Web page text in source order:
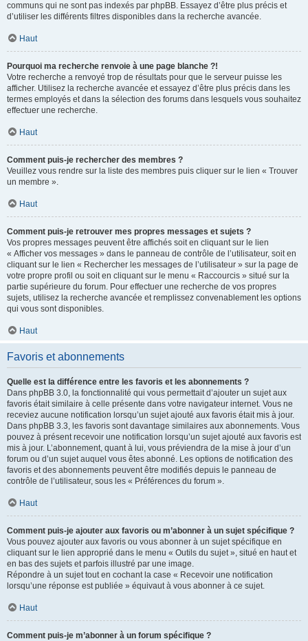
communs qui ne sont pas indexés par phpBB. Essayez d’être plus précis et
d’utiliser les différents filtres disponibles dans la recherche avancée.
Haut
Pourquoi ma recherche renvoie à une page blanche ?!
Votre recherche a renvoyé trop de résultats pour que le serveur puisse les
afficher. Utilisez la recherche avancée et essayez d’être plus précis dans les
termes employés et dans la sélection des forums dans lesquels vous souhaitez
effectuer une recherche.
Haut
Comment puis-je rechercher des membres ?
Veuillez vous rendre sur la liste des membres puis cliquer sur le lien « Trouver
un membre ».
Haut
Comment puis-je retrouver mes propres messages et sujets ?
Vos propres messages peuvent être affichés soit en cliquant sur le lien
« Afficher vos messages » dans le panneau de contrôle de l’utilisateur, soit en
cliquant sur le lien « Rechercher les messages de l’utilisateur » sur la page de
votre propre profil ou soit en cliquant sur le menu « Raccourcis » situé sur la
partie supérieure du forum. Pour effectuer une recherche de vos propres
sujets, utilisez la recherche avancée et remplissez convenablement les options
qui vous sont disponibles.
Haut
Favoris et abonnements
Quelle est la différence entre les favoris et les abonnements ?
Dans phpBB 3.0, la fonctionnalité qui vous permettait d’ajouter un sujet aux
favoris était similaire à celle présente dans votre navigateur internet. Vous ne
receviez aucune notification lorsqu’un sujet ajouté aux favoris était mis à jour.
Dans phpBB 3.3, les favoris sont davantage similaires aux abonnements. Vous
pouvez à présent recevoir une notification lorsqu’un sujet ajouté aux favoris est
mis à jour. L’abonnement, quant à lui, vous préviendra de la mise à jour d’un
forum ou d’un sujet auquel vous êtes abonné. Les options de notification des
favoris et des abonnements peuvent être modifiés depuis le panneau de
contrôle de l’utilisateur, sous les « Préférences du forum ».
Haut
Comment puis-je ajouter aux favoris ou m’abonner à un sujet spécifique ?
Vous pouvez ajouter aux favoris ou vous abonner à un sujet spécifique en
cliquant sur le lien approprié dans le menu « Outils du sujet », situé en haut et
en bas des sujets et parfois illustré par une image.
Répondre à un sujet tout en cochant la case « Recevoir une notification
lorsqu’une réponse est publiée » équivaut à vous abonner à ce sujet.
Haut
Comment puis-je m’abonner à un forum spécifique ?